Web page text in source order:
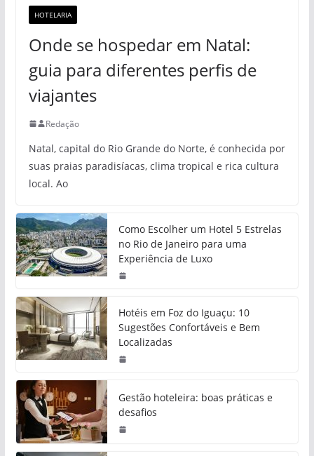
HOTELARIA
Onde se hospedar em Natal:
guia para diferentes perfis de
viajantes
Redação
Natal, capital do Rio Grande do Norte, é conhecida por
suas praias paradisíacas, clima tropical e rica cultura
local. Ao
Como Escolher um Hotel 5 Estrelas
no Rio de Janeiro para uma
Experiência de Luxo
Hotéis em Foz do Iguaçu: 10
Sugestões Confortáveis e Bem
Localizadas
Gestão hoteleira: boas práticas e
desafios